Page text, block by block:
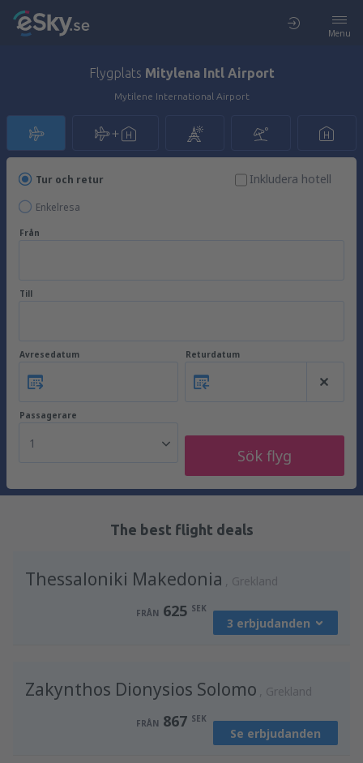
Menu
Flygplats Mitylena Intl Airport
Mytilene International Airport
Tur och retur
Enkelresa
Inkludera hotell
Från
Till
Avresedatum Returdatum
Passagerare
1
Sök flyg
The best flight deals
Thessaloniki Makedonia Grekland
FRÅN 625 SEK
3 erbjudanden
FRÅN 812SEK
(GOT)
Zakynthos Dionysios Solomo Grekland
FRÅN 867 SEK
Se erbjudanden